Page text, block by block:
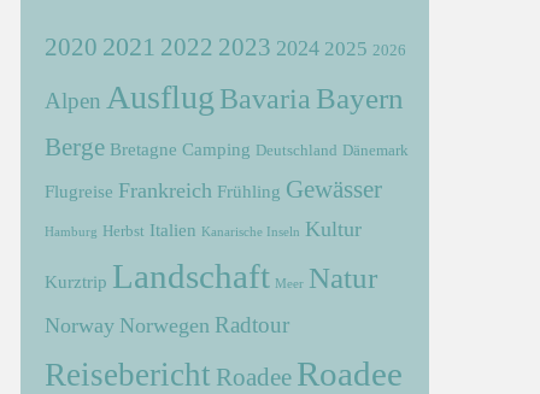
2020 2021 2022 2023 2024 2025 2026
Alpen Ausflug Bavaria Bayern
Berge Bretagne Camping Deutschland Dänemark
Flugreise Frankreich Frühling Gewässer
Hamburg Herbst Italien Kanarische Inseln Kultur
Kurztrip Landschaft Meer Natur
Norway Norwegen Radtour
Reisebericht Roadee Roadee